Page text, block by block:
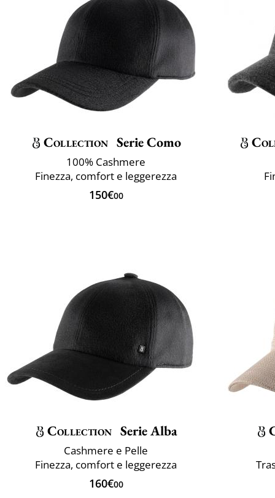
Collection Serie Como
100% Cashmere
Finezza, comfort e leggerezza
150€00
Collection Serie Alba
Cashmere e Pelle
Finezza, comfort e leggerezza
160€00